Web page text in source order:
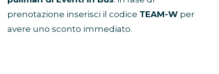
prenotazione inserisci il codice TEAM-W per
avere uno sconto immediato.